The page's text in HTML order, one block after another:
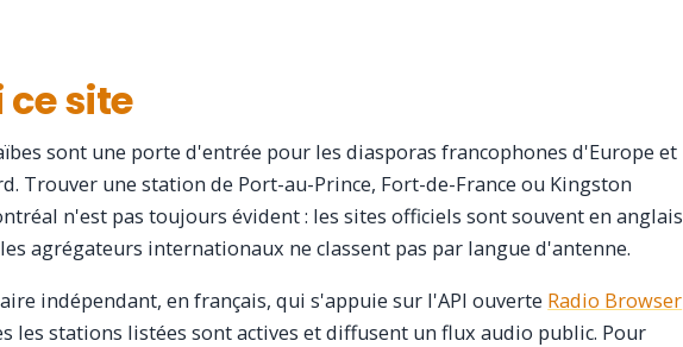
site
sont une porte d'entrée pour les diasporas francophones d'Europe et
Trouver une station de Port-au-Prince, Fort-de-France ou Kingston
n'est pas toujours évident : les sites officiels sont souvent en anglais
agrégateurs internationaux ne classent pas par langue d'antenne.
indépendant, en français, qui s'appuie sur l'API ouverte Radio Browser
les stations listées sont actives et diffusent un flux audio public. Pour